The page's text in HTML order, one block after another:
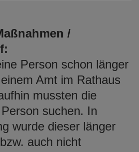
/
Person schon länger
Amt im Rathaus
mussten die
suchen. In
wurde dieser länger
auch nicht